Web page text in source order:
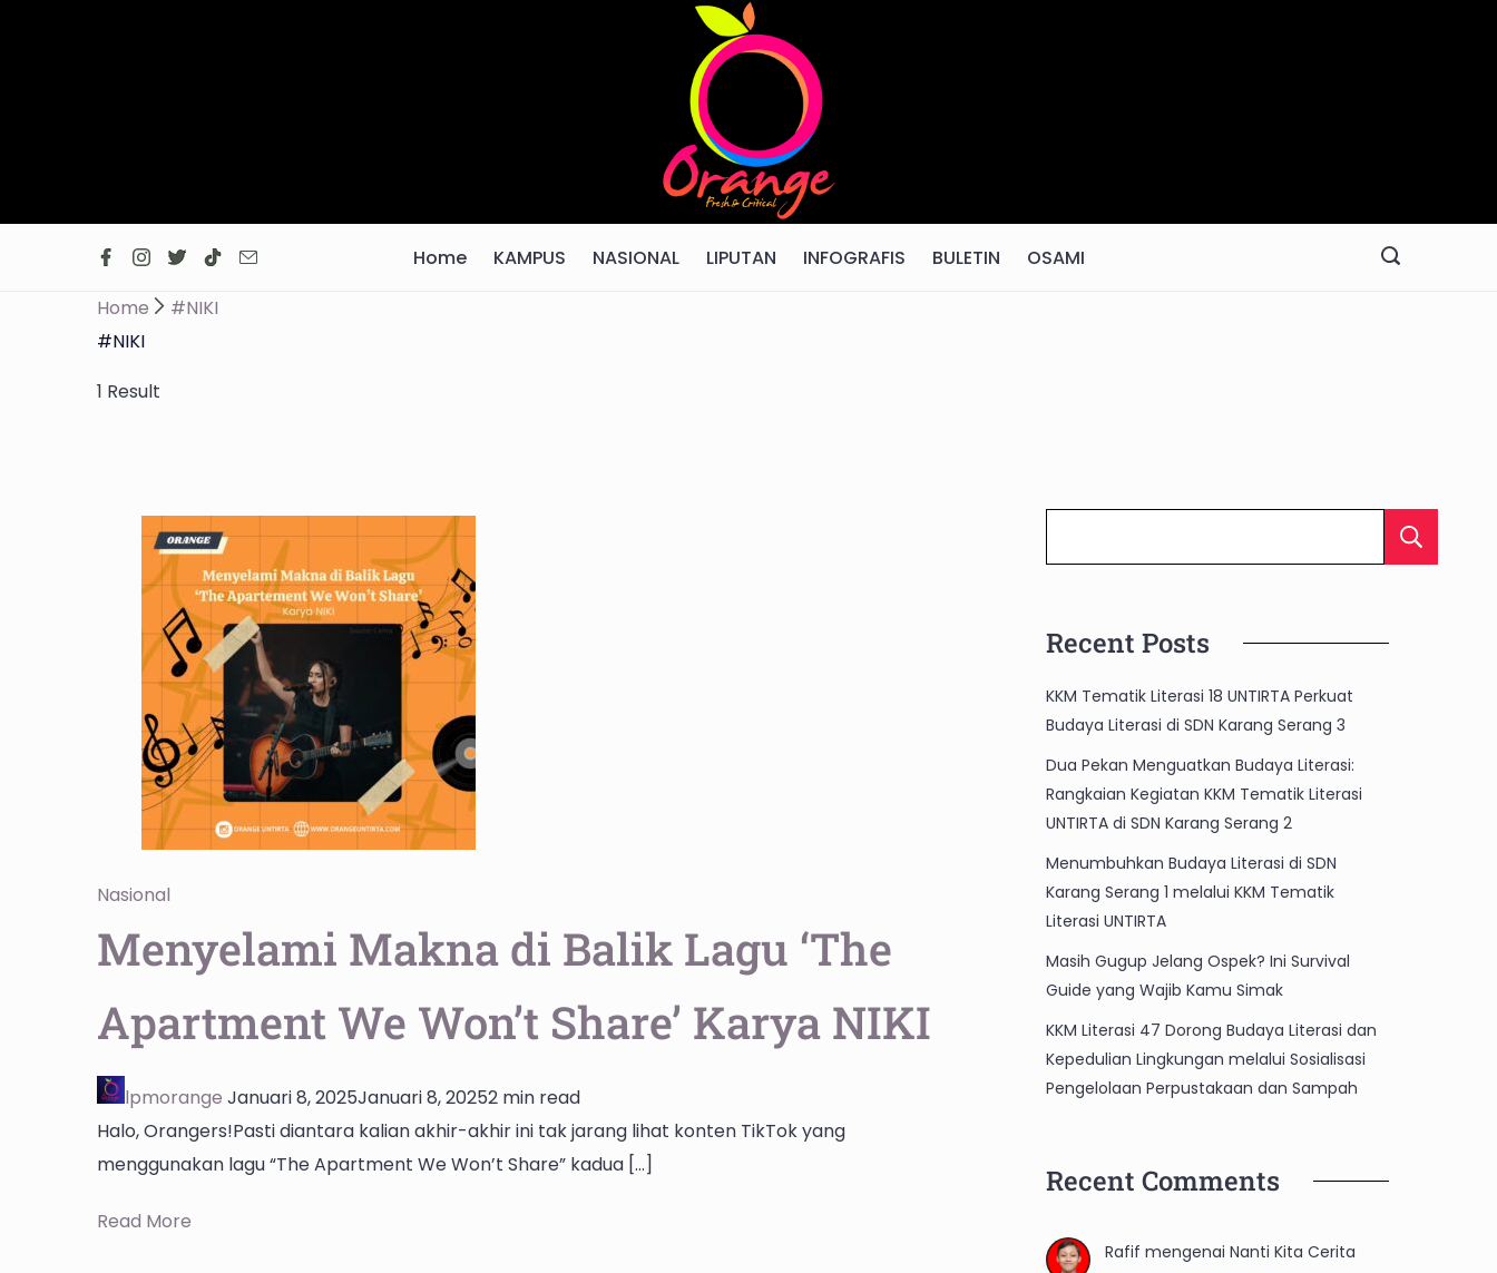
Home KAMPUS NASIONAL LIPUTAN INFOGRAFIS BULETIN
OSAMI
Home
#NIKI
#NIKI
1 Result
Nasional
Menyelami Makna di Balik Lagu ‘The
Apartment We Won’t Share’ Karya NIKI
lpmorange Januari 8, 2025Januari 8, 20252 min read
Halo, Orangers!Pasti diantara kalian akhir-akhir ini tak jarang lihat konten TikTok yang
menggunakan lagu “The Apartment We Won’t Share” kadua […]
Read More
Recent Posts
KKM Tematik Literasi 18 UNTIRTA Perkuat
Budaya Literasi di SDN Karang Serang 3
Dua Pekan Menguatkan Budaya Literasi:
Rangkaian Kegiatan KKM Tematik Literasi
UNTIRTA di SDN Karang Serang 2
Menumbuhkan Budaya Literasi di SDN
Karang Serang 1 melalui KKM Tematik
Literasi UNTIRTA
Masih Gugup Jelang Ospek? Ini Survival
Guide yang Wajib Kamu Simak
KKM Literasi 47 Dorong Budaya Literasi dan
Kepedulian Lingkungan melalui Sosialisasi
Pengelolaan Perpustakaan dan Sampah
Recent Comments
Rafif mengenaiNanti Kita Cerita